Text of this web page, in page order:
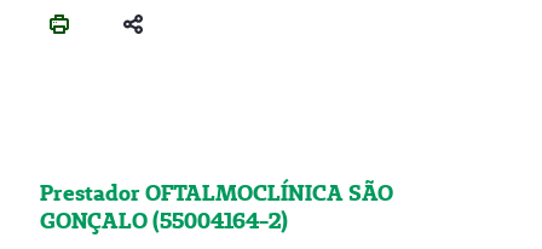
Prestador OFTALMOCLÍNICA SÃO
GONÇALO (55004164-2)